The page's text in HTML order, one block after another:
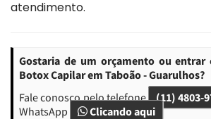
atendimento.
Gostaria de um orçamento ou entrar
Botox Capilar em Taboão - Guarulhos?
Fale conosco pelo telefone (11) 4803-
WhatsApp
Clicando aqui